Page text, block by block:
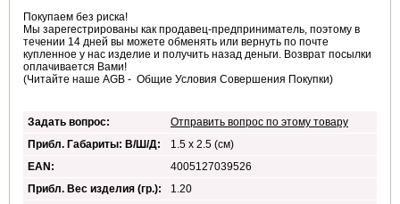
Покупаем без риска!
Мы зарегестрированы как продавец-предприниматель, поэтому в
течении 14 дней вы можете обменять или вернуть по почте
купленное у нас изделие и получить назад деньги. Возврат посылки
оплачивается Вами!
(Читайте наше AGB - Общие Условия Совершения Покупки)
Задать вопрос:
Отправить вопрос по этому товару
Прибл. Габариты: В/Ш/Д:
1.5 x 2.5 (см)
EAN:
4005127039526
Прибл. Вес изделия (гр.):
1.20